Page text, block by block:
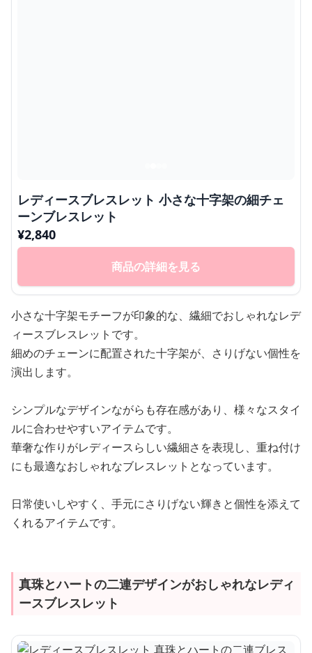
レディースブレスレット 小さな十字架の細チェ
ーンブレスレット
¥2,840
商品の詳細を見る
小さな十字架モチーフが印象的な、繊細でおしゃれなレデ
ィースブレスレットです。
細めのチェーンに配置された十字架が、さりげない個性を
演出します。
シンプルなデザインながらも存在感があり、様々なスタイ
ルに合わせやすいアイテムです。
華奢な作りがレディースらしい繊細さを表現し、重ね付け
にも最適なおしゃれなブレスレットとなっています。
日常使いしやすく、手元にさりげない輝きと個性を添えて
くれるアイテムです。
真珠とハートの二連デザインがおしゃれなレディ
ースブレスレット